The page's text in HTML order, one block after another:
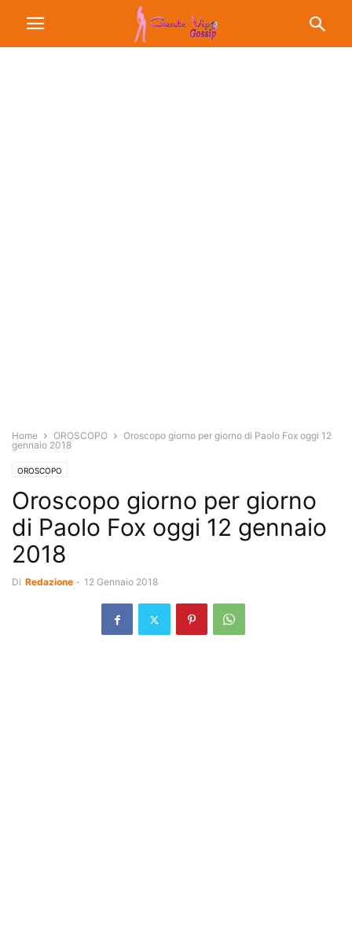
Home OROSCOPO
Oroscopo giorno per giorno di Paolo Fox oggi 12
gennaio 2018
OROSCOPO
Oroscopo giorno per giorno
di Paolo Fox oggi 12 gennaio
2018
Di Redazione - 12 Gennaio 2018